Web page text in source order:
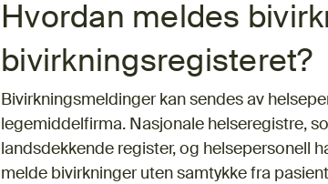
Hvordan meldes
bivirkningsregisteret?
Bivirkningsmeldinger kan sendes av
legemiddelfirma. Nasjonale helseregistre,
landsdekkende register, og helsepersonell
melde bivirkninger uten samtykke fra